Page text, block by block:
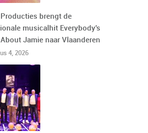
Producties brengt de
musicalhit Everybody's
About Jamie naar Vlaanderen
4, 2026